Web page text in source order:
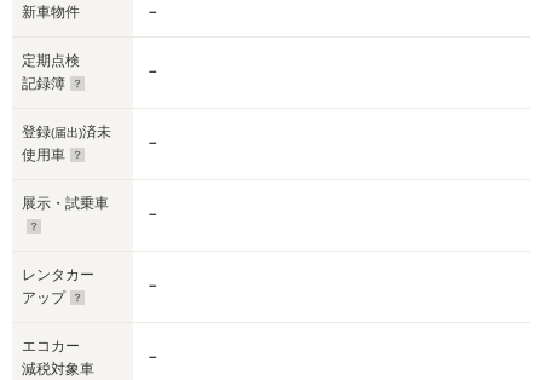
新車物件 －
定期点検
記録簿
－
登録(届出)済未
使用車
－
展示・試乗車
－
レンタカー
アップ
－
エコカー
減税対象車
－